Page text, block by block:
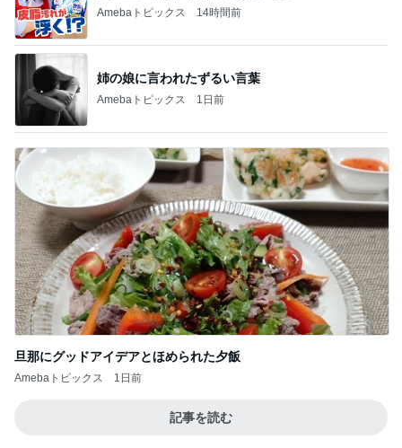
Amebaトピックス 14時間前
姉の娘に言われたずるい言葉
Amebaトピックス 1日前
旦那にグッドアイデアとほめられた夕飯
Amebaトピックス 1日前
記事を読む